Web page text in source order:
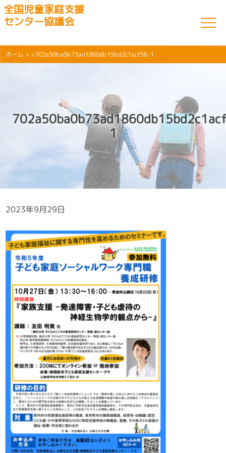
全国児童家庭支援
センター協議会
ホーム > >702a50ba0b73ad1860db15bd2c1acf56-1
1
2023年9月29日